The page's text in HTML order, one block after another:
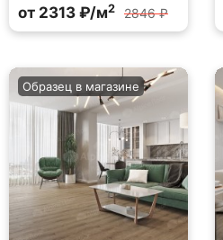
от 2313 ₽/м2 2846 ₽
Образец в магазине